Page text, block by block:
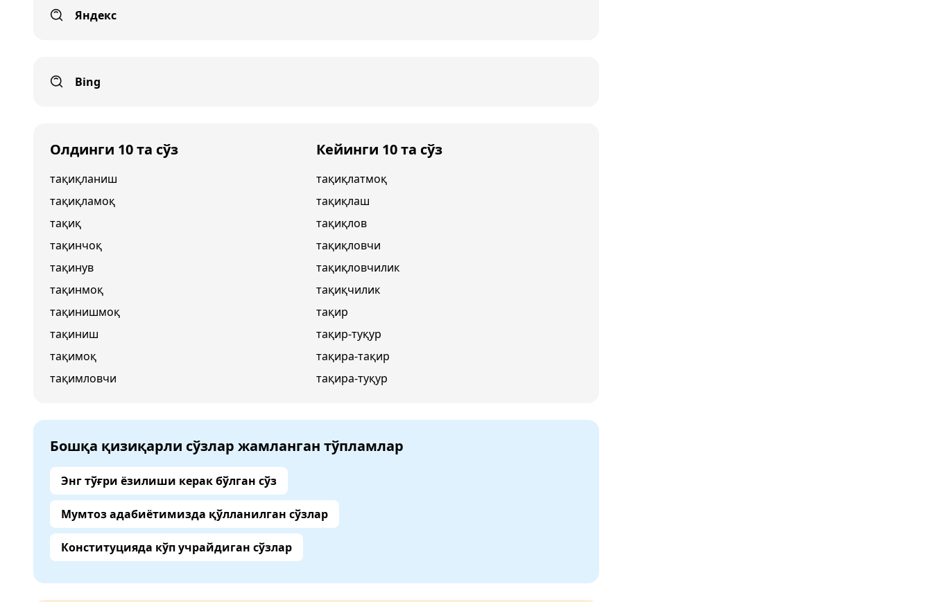
Яндекс
Bing
Олдинги 10 та сўз
тақиқланиш
тақиқламоқ
тақиқ
тақинчоқ
тақинув
тақинмоқ
тақинишмоқ
тақиниш
тақимоқ
тақимловчи
Кейинги 10 та сўз
тақиқлатмоқ
тақиқлаш
тақиқлов
тақиқловчи
тақиқловчилик
тақиқчилик
тақир
тақир-туқур
тақира-тақир
тақира-туқур
Бошқа қизиқарли сўзлар жамланган тўпламлар
Энг тўғри ёзилиши керак бўлган сўз
Мумтоз адабиётимизда қўлланилган сўзлар
Конституцияда кўп учрайдиган сўзлар